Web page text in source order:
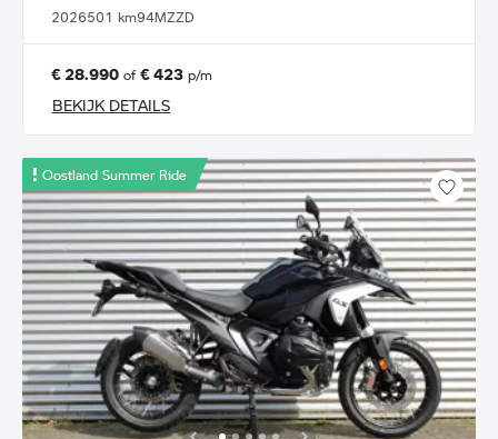
2026501 km94MZZD
€ 28.990 of € 423 p/m
BEKIJK DETAILS
Oostland Summer Ride